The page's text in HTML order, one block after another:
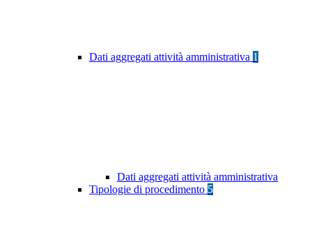
Dati aggregati attività amministrativa 1
Dati aggregati attività amministrativa
Tipologie di procedimento 5